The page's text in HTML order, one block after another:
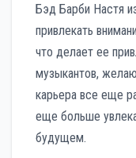
Бэд Барби Настя
привлекать
что делает ее
музыкантов,
карьера все еще
еще больше
будущем.